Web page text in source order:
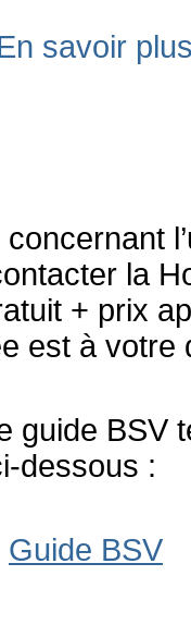
savoir
la
+ prix
est à votre
guide BSV
dessous :
Guide BSV